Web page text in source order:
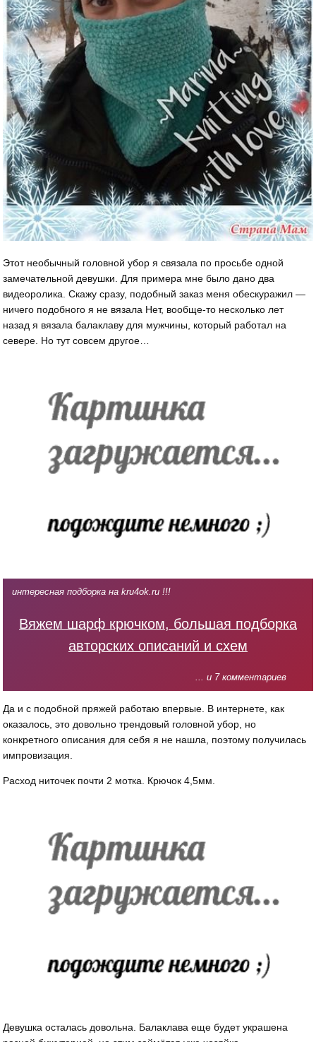
Этот необычный головной убор я связала по просьбе одной
замечательной девушки. Для примера мне было дано два
видеоролика. Скажу сразу, подобный заказ меня обескуражил —
ничего подобного я не вязала Нет, вообще-то несколько лет
назад я вязала балаклаву для мужчины, который работал на
севере. Но тут совсем другое…
интересная подборка на kru4ok.ru !!!
Вяжем шарф крючком, большая подборка
авторских описаний и схем
... и 7 комментариев
Да и с подобной пряжей работаю впервые. В интернете, как
оказалось, это довольно трендовый головной убор, но
конкретного описания для себя я не нашла, поэтому получилась
импровизация.
Расход ниточек почти 2 мотка. Крючок 4,5мм.
Девушка осталась довольна. Балаклава еще будет украшена